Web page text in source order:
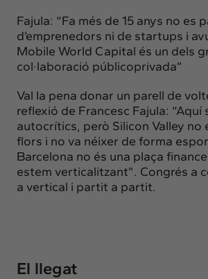
Fajula: “Fa més de 15 anys no es
d’emprenedors ni de startups i
Mobile World Capital és un dels
col·laboració públicoprivada”
Val la pena donar un parell de
reflexió de Francesc Fajula: “Aquí
autocrítics, però Silicon Valley no
flors i no va néixer de forma
Barcelona no és una plaça
estem verticalitzant”. Congrés a
a vertical i partit a partit.
El llegat